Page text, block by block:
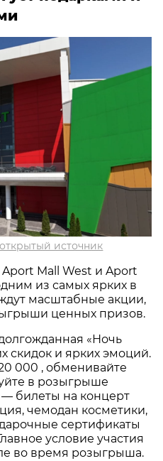
открытый источник
Mall West и Aport
из самых ярких в
ждут масштабные акции,
ценных призов.
«Ночь
скидок и ярких эмоций.
000 , обменивайте
в розыгрыше
билеты на концерт
чемодан косметики,
сертификаты
условие участия
во время розыгрыша.